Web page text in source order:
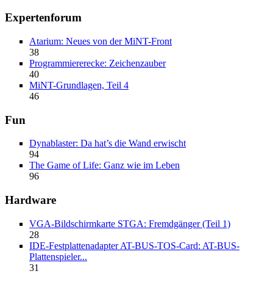
Expertenforum
Atarium: Neues von der MiNT-Front
38
Programmiererecke: Zeichenzauber
40
MiNT-Grundlagen, Teil 4
46
Fun
Dynablaster: Da hat’s die Wand erwischt
94
The Game of Life: Ganz wie im Leben
96
Hardware
VGA-Bildschirmkarte STGA: Fremdgänger (Teil 1)
28
IDE-Festplattenadapter AT-BUS-TOS-Card: AT-BUS-
Plattenspieler...
31